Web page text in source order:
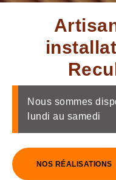
Nous sommes
lundi au samedi
NOS RÉALISATIONS